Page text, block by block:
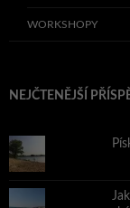
WORKSHOPY
NEJČTENĚJŠÍ